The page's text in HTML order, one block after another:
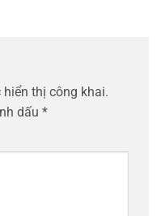
thị công khai.
dấu *